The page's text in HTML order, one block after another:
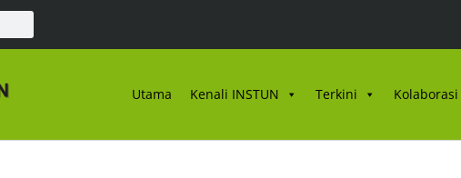
Utama Kenali INSTUN Terkini